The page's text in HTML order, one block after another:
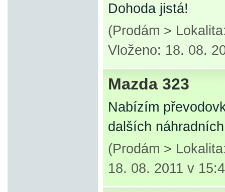
Dohoda jistá!
(Prodám >
Vloženo: 18. 08.
Mazda 323
Nabízím
dalších
(Prodám >
18. 08. 2011 v